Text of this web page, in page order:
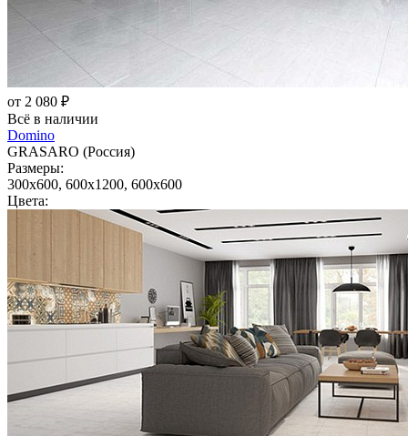
от 2 080 ₽
Всё в наличии
Domino
GRASARO (Россия)
Размеры:
300x600, 600x1200, 600x600
Цвета: